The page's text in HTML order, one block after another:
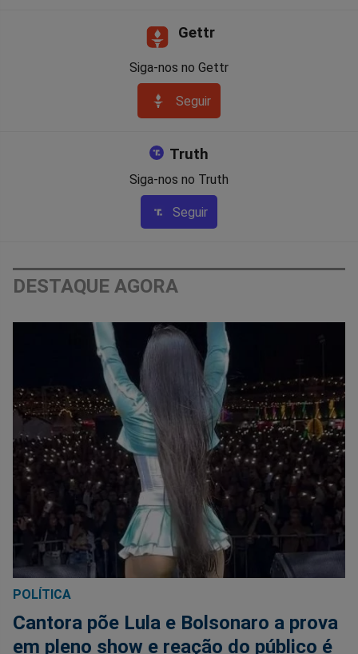
Gettr
Siga-nos no Gettr
Seguir
Truth
Siga-nos no Truth
Seguir
DESTAQUE AGORA
POLÍTICA
Cantora põe Lula e Bolsonaro a prova
em pleno show e reação do público é